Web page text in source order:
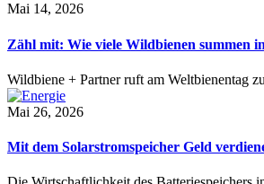
Mai 14, 2026
Zähl mit: Wie viele Wildbienen summen
Wildbiene + Partner ruft am Weltbienentag
Mai 26, 2026
Mit dem Solarstromspeicher Geld